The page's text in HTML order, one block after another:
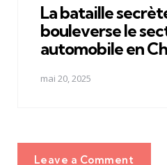
La bataille
bouleverse le
automobile en
mai 20, 2025
Leave a Comment